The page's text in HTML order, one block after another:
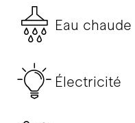
Eau chaude
Électricité